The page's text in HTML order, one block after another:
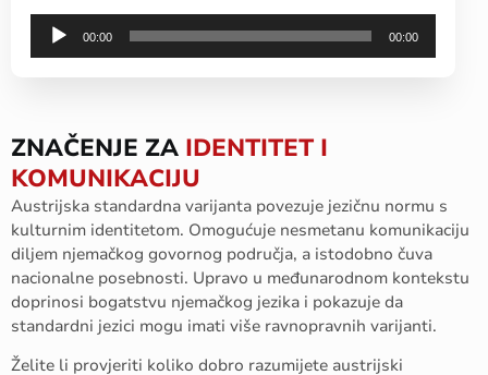
Audio
Player
00:00 00:00
ZNAČENJE ZA IDENTITET I
KOMUNIKACIJU
Austrijska standardna varijanta povezuje jezičnu normu s
kulturnim identitetom. Omogućuje nesmetanu komunikaciju
diljem njemačkog govornog područja, a istodobno čuva
nacionalne posebnosti. Upravo u međunarodnom kontekstu
doprinosi bogatstvu njemačkog jezika i pokazuje da
standardni jezici mogu imati više ravnopravnih varijanti.
Želite li provjeriti koliko dobro razumijete austrijski